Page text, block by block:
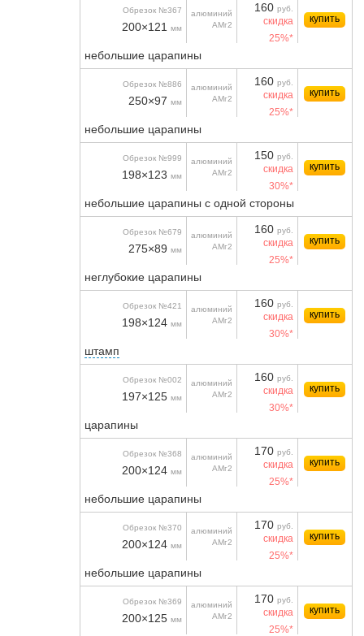
Обрезок №367
200×121 мм
алюминий
АМг2
160 руб.
скидка
25%*
купить
небольшие царапины
Обрезок №886
250×97 мм
алюминий
АМг2
160 руб.
скидка
25%*
купить
небольшие царапины
Обрезок №999
198×123 мм
алюминий
АМг2
150 руб.
скидка
30%*
купить
небольшие царапины с одной стороны
Обрезок №679
275×89 мм
алюминий
АМг2
160 руб.
скидка
25%*
купить
неглубокие царапины
Обрезок №421
198×124 мм
алюминий
АМг2
160 руб.
скидка
30%*
купить
штамп
Обрезок №002
197×125 мм
алюминий
АМг2
160 руб.
скидка
30%*
купить
царапины
Обрезок №368
200×124 мм
алюминий
АМг2
170 руб.
скидка
25%*
купить
небольшие царапины
Обрезок №370
200×124 мм
алюминий
АМг2
170 руб.
скидка
25%*
купить
небольшие царапины
Обрезок №369
200×125 мм
алюминий
АМг2
170 руб.
скидка
25%*
купить